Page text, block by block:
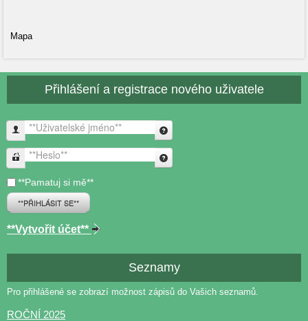
Mapa
Přihlášení a registrace nového uživatele
**Uživatelské jméno**
**Heslo**
**Pamatuj si mě**
**PŘIHLÁSIT SE**
**Vytvořit účet**
Seznamy
Pro přihlášené se zobrazí možnost zápisů do Vašich seznamů.
ROČNÍ 2025